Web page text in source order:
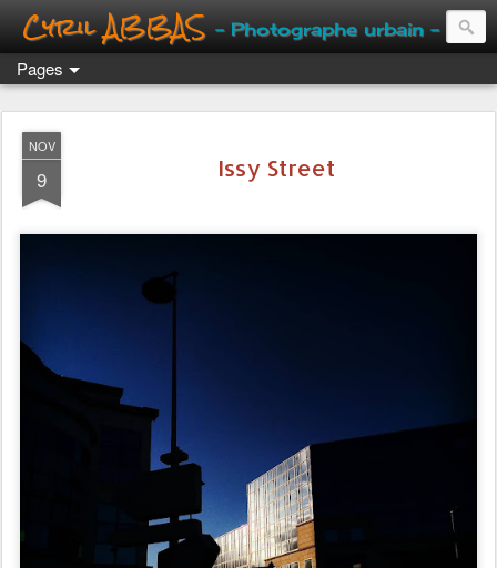
Cyril ABBAS - Photographe urbain -
Pages
NOV
9 Issy Street